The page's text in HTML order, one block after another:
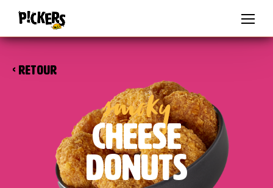
SK AU
< RETOUR
smoky
CHEESE
DONUTS